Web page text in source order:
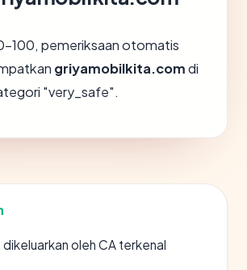
100, pemeriksaan otomatis
griyamobilkita.comdi
"very_safe".
oleh CA terkenal